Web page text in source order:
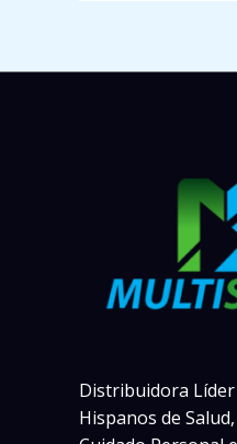
Distribuidora
Hispanos de